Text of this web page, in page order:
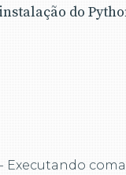
do
- Executando